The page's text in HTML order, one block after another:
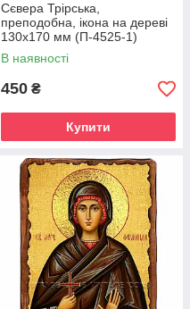
Сєвера Трірська,
преподобна, ікона на дереві
130х170 мм (П-4525-1)
В наявності
450 ₴
Купити